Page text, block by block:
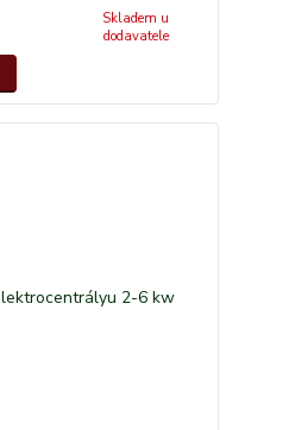
Skladem u
dodavatele